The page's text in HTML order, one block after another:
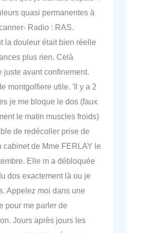
quasi permanentes à
Radio : RAS.
la douleur était bien réelle
plus rien. Celà
juste avant confinement.
montgolfiere utile. 'Il y a 2
je me bloque le dos (faux
le matin muscles froids)
de redécoller prise de
cabinet de Mme FERLAY le
Elle m a débloquée
dos exactement là ou je
Appelez moi dans une
pour me parler de
Jours après jours les